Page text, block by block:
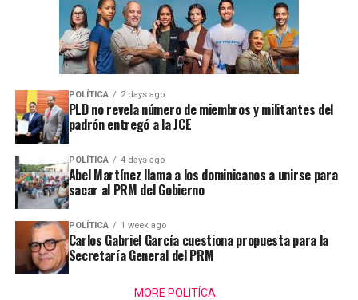
POLÍTICA 2 days ago
PLD no revela número de miembros y militantes del
padrón entregó a la JCE
POLÍTICA 4 days ago
Abel Martínez llama a los dominicanos a unirse para
sacar al PRM del Gobierno
POLÍTICA 1 week ago
Carlos Gabriel García cuestiona propuesta para la
Secretaría General del PRM
MORE POLITÍCA